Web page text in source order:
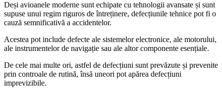
Deși avioanele moderne sunt echipate cu tehnologii avansate și sunt
supuse unui regim riguros de întreținere, defecțiunile tehnice pot fi o
cauză semnificativă a accidentelor.
Acestea pot include defecte ale sistemelor electronice, ale motorului,
ale instrumentelor de navigație sau ale altor componente esențiale.
De cele mai multe ori, astfel de defecțiuni sunt prevăzute și prevenite
prin controale de rutină, însă uneori pot apărea defecțiuni
imprevizibile.